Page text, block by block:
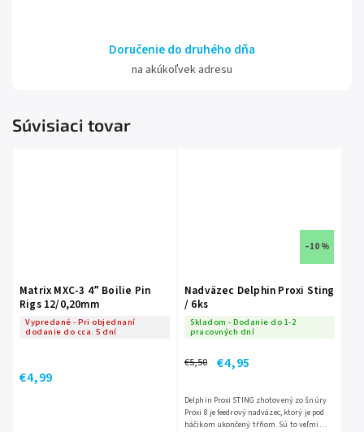
Doručenie do druhého dňa
na akúkoľvek adresu
Súvisiaci tovar
Matrix MXC-3 4” Boilie Pin
Rigs 12/0,20mm
Vypredané - Pri objednaní
dodanie do cca. 5 dní
€4,99
–10 %
Nadväzec Delphin Proxi Sting
/ 6ks
Skladom - Dodanie do 1-2
pracovných dní
€5,50 €4,95
Delphin Proxi STING zhotovený zo šnúry
Proxi 8 je feedrový nadväzec, ktorý je pod
háčikom ukončený tŕňom. Sú to veľmi